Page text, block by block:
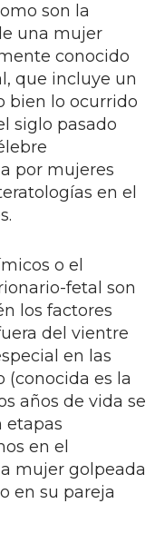
son la
una mujer
conocido
que incluye un
bien lo ocurrido
siglo pasado
por mujeres
en el
o el
fetal son
los factores
del vientre
en las
(conocida es la
años de vida se
etapas
en el
mujer golpeada
en su pareja